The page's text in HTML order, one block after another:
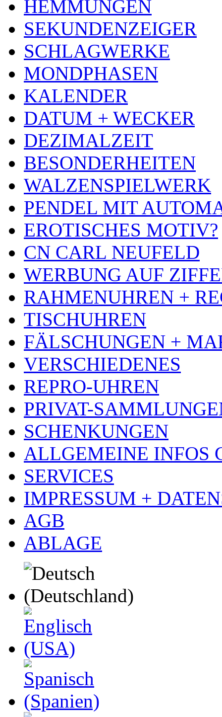
HEMMUNGEN
SEKUNDENZEIGER
SCHLAGWERKE
MONDPHASEN
KALENDER
DATUM + WECKER
DEZIMALZEIT
BESONDERHEITEN
WALZENSPIELWERK
PENDEL MIT
EROTISCHES MOTIV?
CN CARL NEUFELD
WERBUNG AUF
RAHMENUHREN +
TISCHUHREN
FÄLSCHUNGEN +
VERSCHIEDENES
REPRO-UHREN
PRIVAT-
SCHENKUNGEN
ALLGEMEINE INFOS
SERVICES
IMPRESSUM +
AGB
ABLAGE